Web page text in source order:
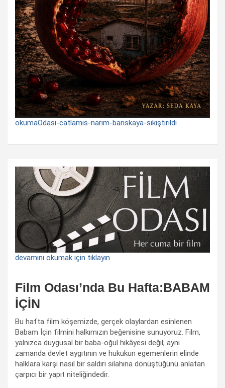
okumaOdasi-catlamis-narim-bariskaya-sıkıştırıldı
devamını okumak için tıklayın
Film Odası’nda Bu Hafta:BABAM
İÇİN
Bu hafta film köşemizde, gerçek olaylardan esinlenen
Babam İçin filmini halkımızın beğenisine sunuyoruz. Film,
yalnızca duygusal bir baba-oğul hikâyesi değil; aynı
zamanda devlet aygıtının ve hukukun egemenlerin elinde
halklara karşı nasıl bir saldırı silahına dönüştüğünü anlatan
çarpıcı bir yapıt niteliğindedir.